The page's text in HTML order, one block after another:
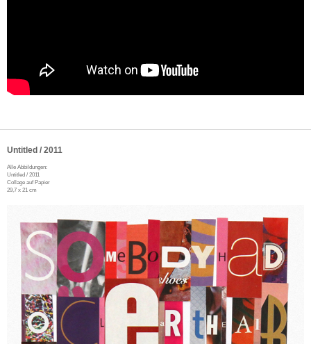
Untitled / 2011
Alle Abbildungen:
Untitled / 2011
Collage auf Papier
29,7 x 21 cm